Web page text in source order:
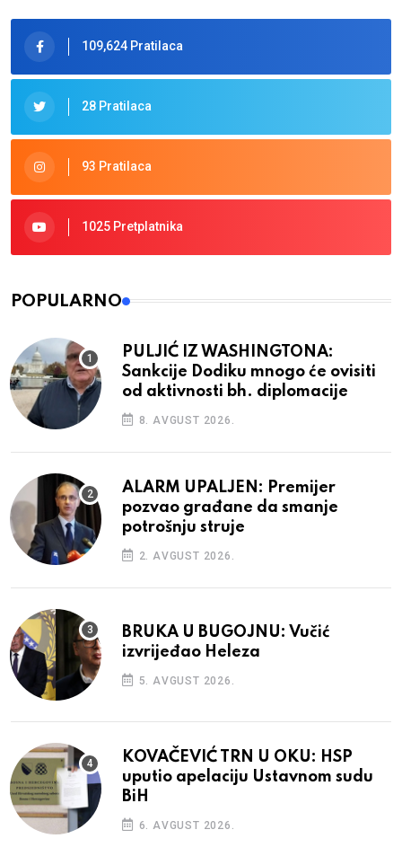
109,624 Pratilaca
28 Pratilaca
93 Pratilaca
1025 Pretplatnika
POPULARNO
PULJIĆ IZ WASHINGTONA:
Sankcije Dodiku mnogo će ovisiti
od aktivnosti bh. diplomacije
8. AVGUST 2026.
ALARM UPALJEN: Premijer
pozvao građane da smanje
potrošnju struje
2. AVGUST 2026.
BRUKA U BUGOJNU: Vučić
izvrijeđao Heleza
5. AVGUST 2026.
KOVAČEVIĆ TRN U OKU: HSP
uputio apelaciju Ustavnom sudu
BiH
6. AVGUST 2026.